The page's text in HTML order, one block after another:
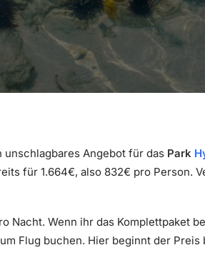
Angebot für das Park
für 1.664€, also 832€ pro Person.
Nacht. Wenn ihr das Komplettpaket
Flug buchen. Hier beginnt der Preis